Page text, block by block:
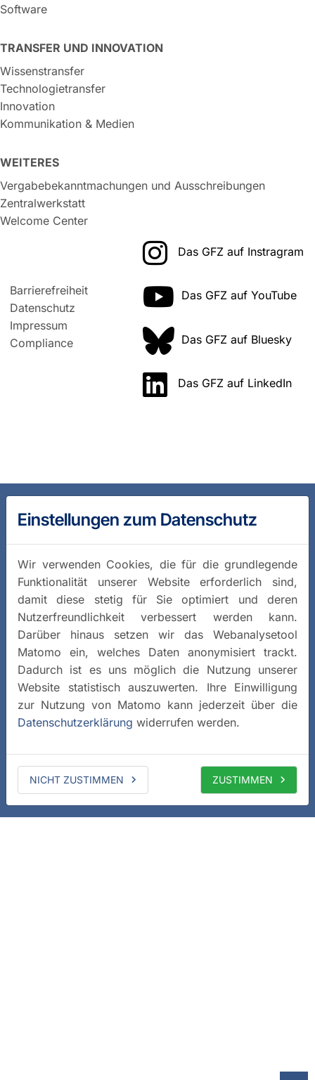
Software
TRANSFER UND INNOVATION
Wissenstransfer
Technologietransfer
Innovation
Kommunikation & Medien
WEITERES
Vergabebekanntmachungen und Ausschreibungen
Zentralwerkstatt
Welcome Center
Barrierefreiheit
Datenschutz
Impressum
Compliance
Das GFZ auf Instragram
Das GFZ auf YouTube
Das GFZ auf Bluesky
Das GFZ auf LinkedIn
Einstellungen zum Datenschutz
Wir verwenden Cookies, die für die grundlegende
Funktionalität unserer Website erforderlich sind,
damit diese stetig für Sie optimiert und deren
Nutzerfreundlichkeit verbessert werden kann.
Darüber hinaus setzen wir das Webanalysetool
Matomo ein, welches Daten anonymisiert trackt.
Dadurch ist es uns möglich die Nutzung unserer
Website statistisch auszuwerten. Ihre Einwilligung
zur Nutzung von Matomo kann jederzeit über die
Datenschutzerklärung widerrufen werden.
NICHT ZUSTIMMEN ZUSTIMMEN